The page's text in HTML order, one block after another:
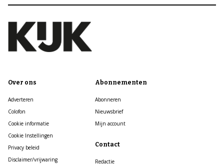
Over ons
Adverteren
Colofon
Cookie informatie
Cookie Instellingen
Privacy beleid
Disclaimer/vrijwaring
Abonnementen
Abonneren
Nieuwsbrief
Mijn account
Contact
Redactie